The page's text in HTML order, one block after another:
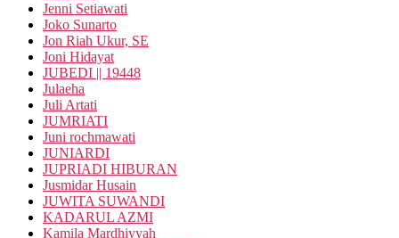
Jenni Setiawati
Joko Sunarto
Jon Riah Ukur, SE
Joni Hidayat
JUBEDI || 19448
Julaeha
Juli Artati
JUMRIATI
Juni rochmawati
JUNIARDI
JUPRIADI HIBURAN
Jusmidar Husain
JUWITA SUWANDI
KADARUL AZMI
Kamila Mardhiyyah